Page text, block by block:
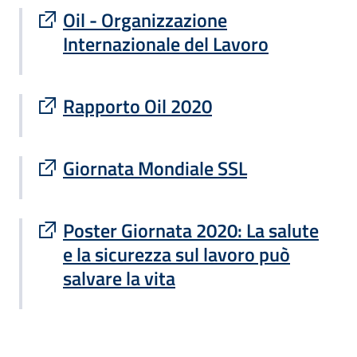
Oil - Organizzazione
Internazionale del Lavoro
Sito esterno : apre una nuova finestra
Rapporto Oil 2020
Sito esterno : apre una nuova finestra
Giornata Mondiale SSL
Sito esterno : apre una nuova finestra
Poster Giornata 2020: La salute
e la sicurezza sul lavoro può
salvare la vita
Sito esterno : apre una nuova finestra